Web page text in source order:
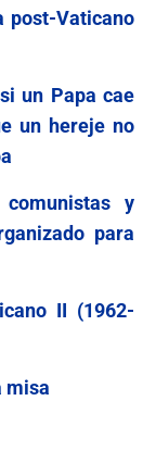
post-Vaticano
un Papa cae
un hereje no
y
para
II (1962-
misa